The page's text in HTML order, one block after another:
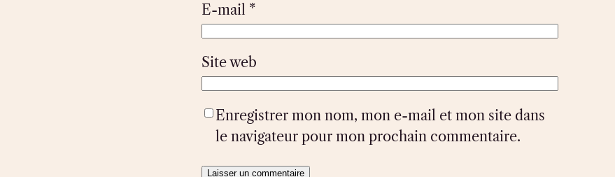
E-mail *
Site web
Enregistrer mon nom, mon e-mail et mon site dans
le navigateur pour mon prochain commentaire.